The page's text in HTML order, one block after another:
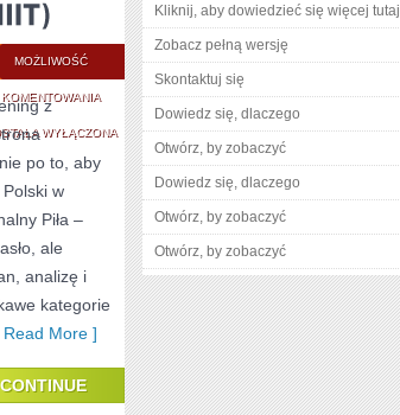
MOŻLIWOŚĆ
KOMENTOWANIATRENING
INTERWAŁOWY
(HIIT)
WYŁĄCZONA
z
po to, aby
Polski w
Piła –
ale
analizę i
kategorie
Read More ]
CONTINUE
Kliknij, aby dowiedzieć się więcej tutaj
Zobacz pełną wersję
Skontaktuj się
Dowiedz się, dlaczego
Otwórz, by zobaczyć
Dowiedz się, dlaczego
Otwórz, by zobaczyć
Otwórz, by zobaczyć